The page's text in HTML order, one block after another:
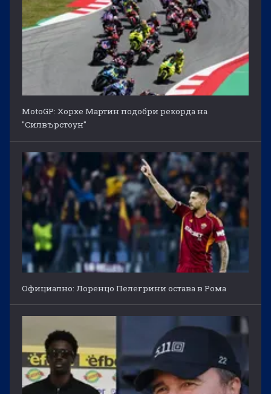
MotoGP: Хорхе Мартин подобри рекорда на
"Силвърстоун"
Официално: Лоренцо Пелегрини остава в Рома